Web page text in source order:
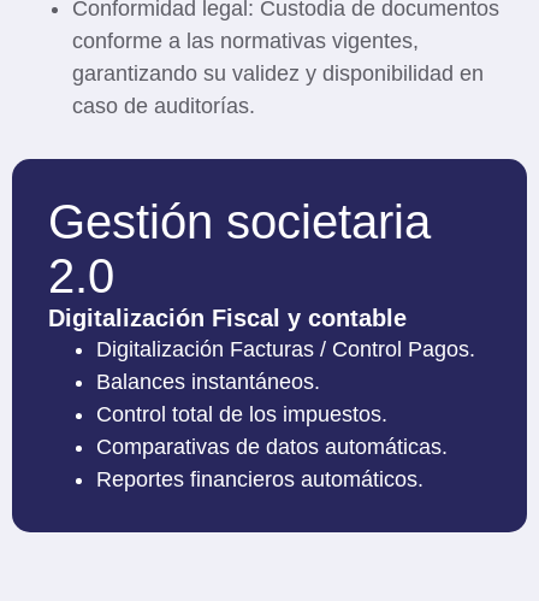
Conformidad legal: Custodia de documentos
conforme a las normativas vigentes,
garantizando su validez y disponibilidad en
caso de auditorías.
Gestión societaria
2.0
Digitalización Fiscal y contable
Digitalización Facturas / Control Pagos.
Balances instantáneos.
Control total de los impuestos.
Comparativas de datos automáticas.
Reportes financieros automáticos.